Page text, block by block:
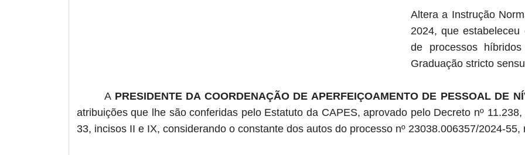
Altera a Instrução
2024, que
de processos
Graduação stricto
A PRESIDENTE DA COORDENAÇÃO DE APERFEIÇOAMENTO DE PESSOAL DE
atribuições que lhe são conferidas pelo Estatuto da CAPES, aprovado pelo Decreto nº
33, incisos II e IX, considerando o constante dos autos do processo nº 23038.006357/2024-55,